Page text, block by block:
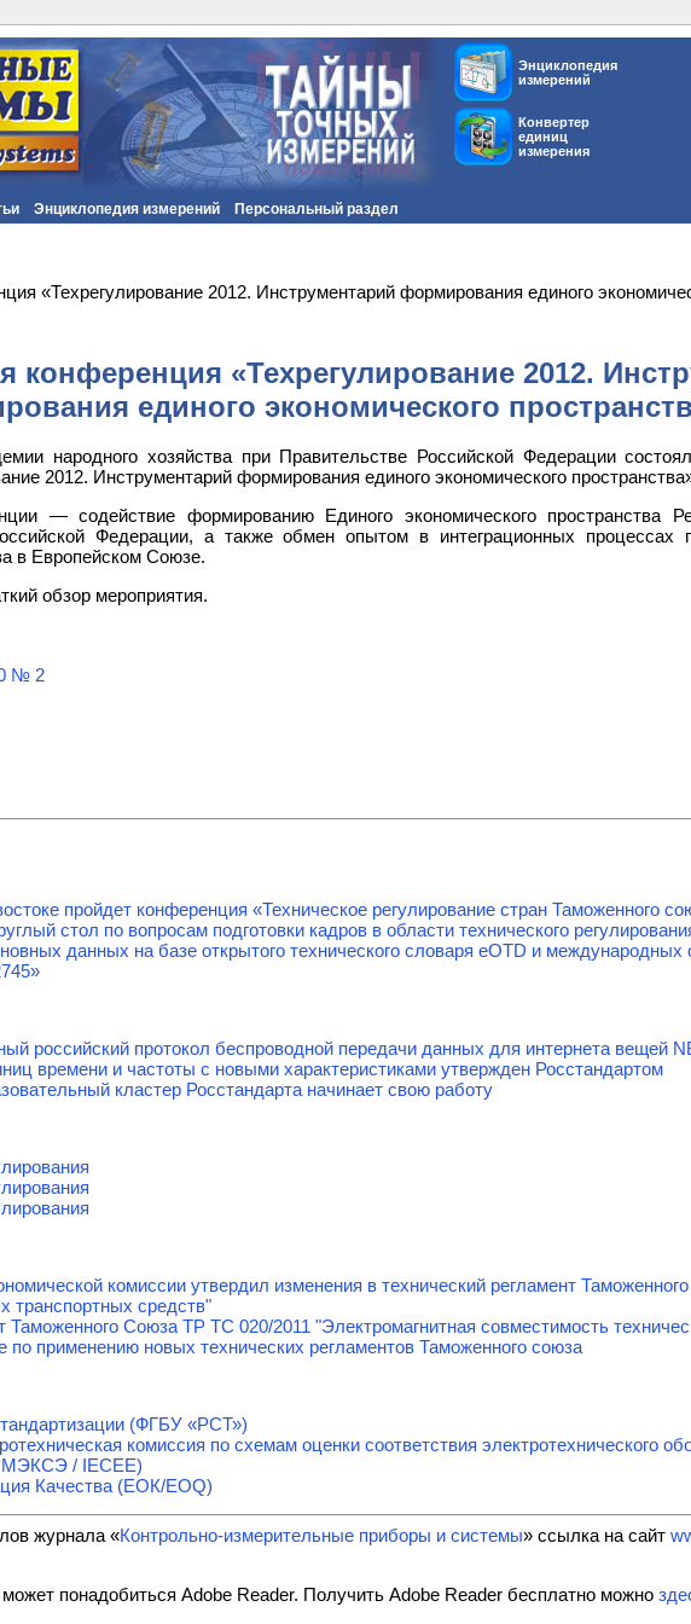
Энциклопедия
измерений
Конвертер
единиц
измерения
Энциклопедия измерений Персональный раздел
«Техрегулирование 2012. Инструментарий формирования единого
конференция «Техрегулирование 2012.
единого экономического
народного хозяйства при Правительстве Российской Федерации
2012. Инструментарий формирования единого экономического
— содействие формированию Единого экономического пространства
Федерации, а также обмен опытом в интеграционных процессах
в Европейском Союзе.
обзор мероприятия.
№ 2
пройдет конференция «Техническое регулирование стран Таможенного
стол по вопросам подготовки кадров в области технического
данных на базе открытого технического словаря eOTD и международных
российский протокол беспроводной передачи данных для интернета вещей
времени и частоты с новыми характеристиками утвержден Росстандартом
кластер Росстандарта начинает свою работу
комиссии утвердил изменения в технический регламент
транспортных средств"
Таможенного Союза ТР ТС 020/2011 "Электромагнитная совместимость
по применению новых технических регламентов Таможенного союза
(ФГБУ «РСТ»)
комиссия по схемам оценки соответствия электротехнического
МЭКСЭ / IECEE)
Качества (ЕОК/EOQ)
журнала «Контрольно-измерительные приборы и системы» ссылка на сайт
понадобиться Adobe Reader. Получить Adobe Reader бесплатно можно